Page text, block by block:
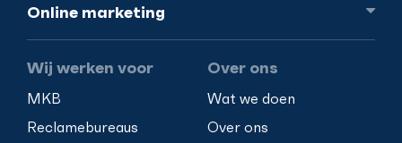
Online marketing
Wij werken voor
MKB
Reclamebureaus
Over ons
Wat we doen
Over ons